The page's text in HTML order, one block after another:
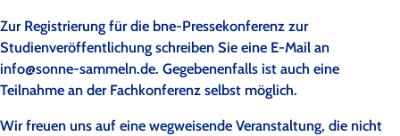
Zur Registrierung für die bne-Pressekonferenz zur
Studienveröffentlichung schreiben Sie eine E-Mail an
info@sonne-sammeln.de. Gegebenenfalls ist auch eine
Teilnahme an der Fachkonferenz selbst möglich.
Wir freuen uns auf eine wegweisende Veranstaltung, die nicht